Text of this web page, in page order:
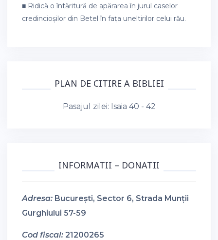
■ Ridică o întăritură de apărarea în jurul caselor
credincioșilor din Betel în fața uneltirilor celui rău.
PLAN DE CITIRE A BIBLIEI
Pasajul zilei: Isaia 40 - 42
INFORMATII – DONATII
Adresa: București, Sector 6, Strada Munții
Gurghiului 57-59
Cod fiscal: 21200265